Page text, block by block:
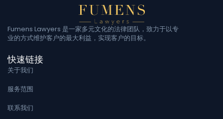
Fumens Lawyers 是一家多元文化的法律团队，致力于以专
业的方式维护客户的最大利益，实现客户的目标。
快速链接
关于我们
服务范围
联系我们